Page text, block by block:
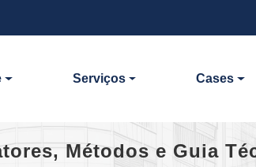
Serviços Cases
Métodos e Guia